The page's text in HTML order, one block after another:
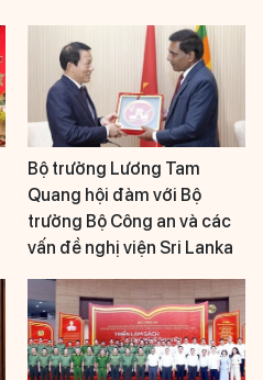
Bộ trưởng Lương Tam
Quang hội đàm với Bộ
trưởng Bộ Công an và các
vấn đề nghị viện Sri Lanka